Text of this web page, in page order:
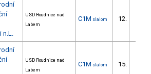
n.L.
USD Roudnice nad
Labem
C1M slalom 12.
USD Roudnice nad
Labem
C1M slalom 15.